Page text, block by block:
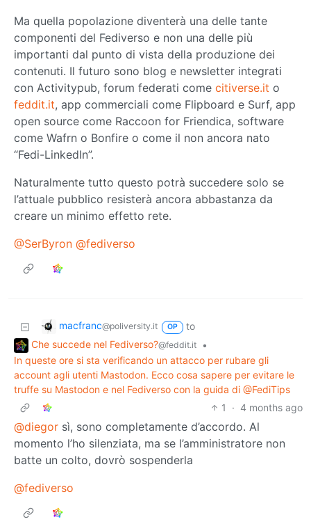
Ma quella popolazione diventerà una delle tante
componenti del Fediverso e non una delle più
importanti dal punto di vista della produzione dei
contenuti. Il futuro sono blog e newsletter integrati
con Activitypub, forum federati come citiverse.it o
feddit.it, app commerciali come Flipboard e Surf, app
open source come Raccoon for Friendica, software
come Wafrn o Bonfire o come il non ancora nato
“Fedi-LinkedIn”.
Naturalmente tutto questo potrà succedere solo se
l’attuale pubblico resisterà ancora abbastanza da
creare un minimo effetto rete.
@SerByron @fediverso
macfranc@poliversity.it OP
to
Che succede nel Fediverso?@feddit.it
•
In queste ore si sta verificando un attacco per rubare gli
account agli utenti Mastodon. Ecco cosa sapere per evitare le
truffe su Mastodon e nel Fediverso con la guida di @FediTips
1
· 4 months ago
@diegor sì, sono completamente d’accordo. Al
momento l’ho silenziata, ma se l’amministratore non
batte un colto, dovrò sospenderla
@fediverso